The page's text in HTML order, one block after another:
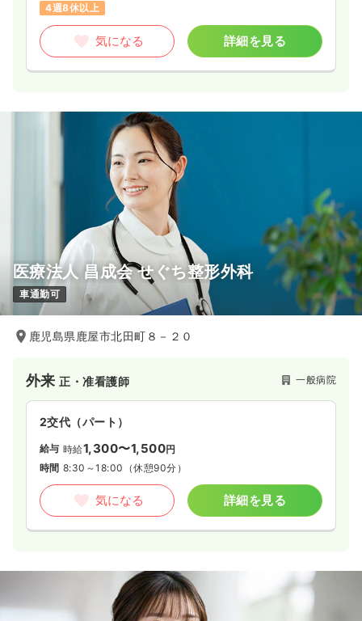
4週8休以上
気になる 詳細を見る
医療法人 昌成会 せぐち整形外科
車通勤可
鹿児島県鹿屋市北田町８－２０
外来正・准看護師 一般病院
2交代（パート）
給与 時給1,300〜1,500円
時間 8:30～18:00 （休憩90分）
気になる 詳細を見る